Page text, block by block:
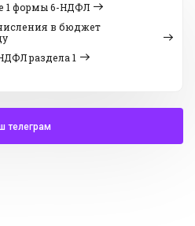
1 формы 6-НДФЛ
в бюджет
раздела 1
телеграм